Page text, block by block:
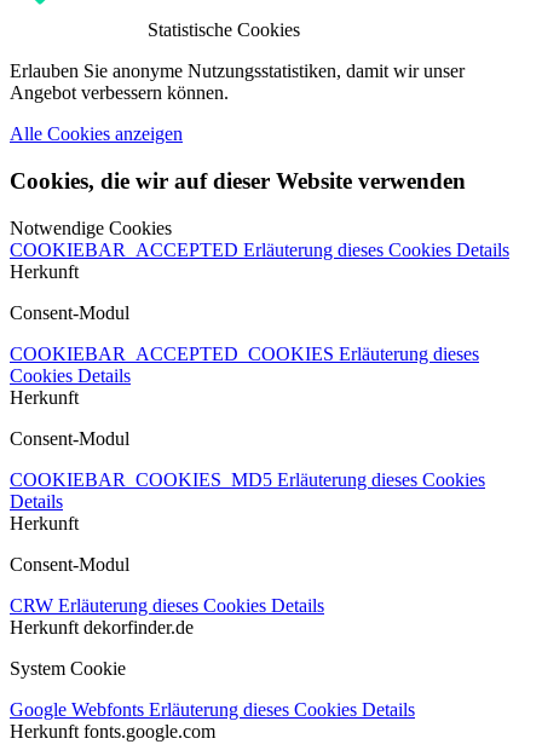
Statistische Cookies
Erlauben Sie anonyme Nutzungsstatistiken, damit wir unser
Angebot verbessern können.
Alle Cookies anzeigen
Cookies, die wir auf dieser Website verwenden
Notwendige Cookies
COOKIEBAR_ACCEPTED Erläuterung dieses Cookies Details
Herkunft
Consent-Modul
COOKIEBAR_ACCEPTED_COOKIES Erläuterung dieses
Cookies Details
Herkunft
Consent-Modul
COOKIEBAR_COOKIES_MD5 Erläuterung dieses Cookies
Details
Herkunft
Consent-Modul
CRW Erläuterung dieses Cookies Details
Herkunft dekorfinder.de
System Cookie
Google Webfonts Erläuterung dieses Cookies Details
Herkunft fonts.google.com